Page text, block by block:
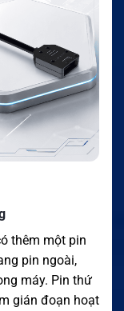
thêm một pin
pin ngoài,
máy. Pin thứ
gián đoạn hoạt